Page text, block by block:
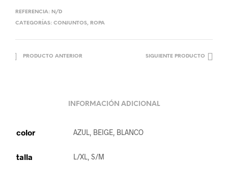
REFERENCIA: N/D
CATEGORÍAS: CONJUNTOS, ROPA
PRODUCTO ANTERIOR SIGUIENTE PRODUCTO
INFORMACIÓN ADICIONAL
color AZUL, BEIGE, BLANCO
talla L/XL, S/M